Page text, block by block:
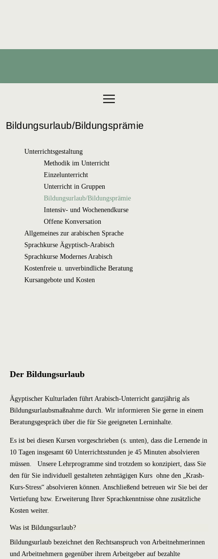
Bildungsurlaub/Bildungsprämie
Unterrichtsgestaltung
Methodik im Unterricht
Einzelunterricht
Unterricht in Gruppen
Bildungsurlaub/Bildungsprämie
Intensiv- und Wochenendkurse
Offene Konversation
Allgemeines zur arabischen Sprache
Sprachkurse Ägyptisch-Arabisch
Sprachkurse Modernes Arabisch
Kostenfreie u. unverbindliche Beratung
Kursangebote und Kosten
Der Bildungsurlaub
Ägyptischer Kulturladen führt Arabisch-Unterricht ganzjährig als
Bildungsurlaubsmaßnahme durch. Wir informieren Sie gerne in einem
Beratungsgespräch über die für Sie geeigneten Lerninhalte.
Es ist bei diesen Kursen vorgeschrieben (s. unten), dass die Lernende in
10 Tagen insgesamt 60 Unterrichtsstunden je 45 Minuten absolvieren
müssen. Unsere Lehrprogramme sind trotzdem so konzipiert, dass Sie
den für Sie individuell gestalteten zehntägigen Kurs ohne den „Krash-
Kurs-Stress“ absolvieren können. Anschließend betreuen wir Sie bei der
Vertiefung bzw. Erweiterung Ihrer Sprachkenntnisse ohne zusätzliche
Kosten weiter.
Was ist Bildungsurlaub?
Bildungsurlaub bezeichnet den Rechtsanspruch von Arbeitnehmerinnen
und Arbeitnehmern gegenüber ihrem Arbeitgeber auf bezahlte